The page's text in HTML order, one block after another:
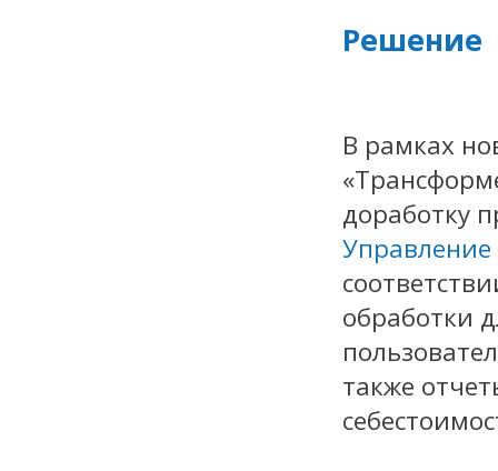
Решение
В рамках
доработку
обработки
также